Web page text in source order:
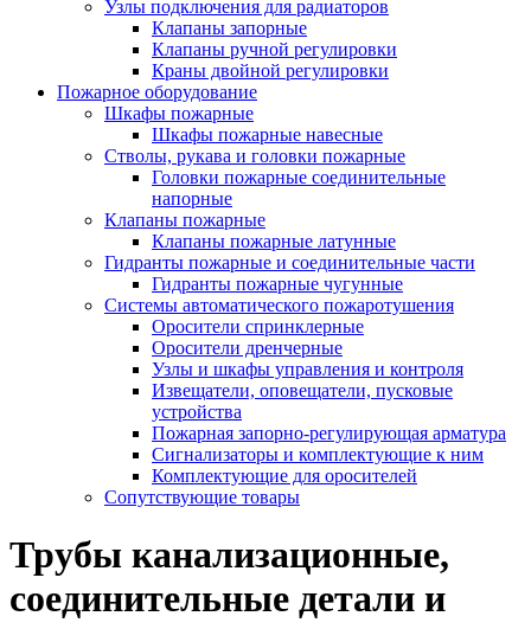
Узлы подключения для радиаторов
Клапаны запорные
Клапаны ручной регулировки
Краны двойной регулировки
Пожарное оборудование
Шкафы пожарные
Шкафы пожарные навесные
Стволы, рукава и головки пожарные
Головки пожарные соединительные
напорные
Клапаны пожарные
Клапаны пожарные латунные
Гидранты пожарные и соединительные части
Гидранты пожарные чугунные
Системы автоматического пожаротушения
Оросители спринклерные
Оросители дренчерные
Узлы и шкафы управления и контроля
Извещатели, оповещатели, пусковые
устройства
Пожарная запорно-регулирующая арматура
Сигнализаторы и комплектующие к ним
Комплектующие для оросителей
Сопутствующие товары
Трубы канализационные,
соединительные детали и